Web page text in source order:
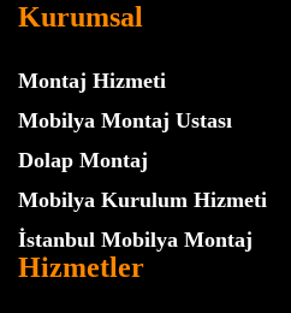
Kurumsal
Montaj Hizmeti
Mobilya Montaj Ustası
Dolap Montaj
Mobilya Kurulum Hizmeti
İstanbul Mobilya Montaj
Hizmetler